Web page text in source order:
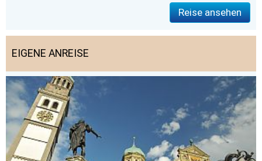
Reise ansehen
EIGENE ANREISE